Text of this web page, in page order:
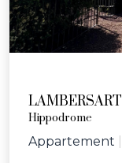
LAMBERSART
Hippodrome
Appartement